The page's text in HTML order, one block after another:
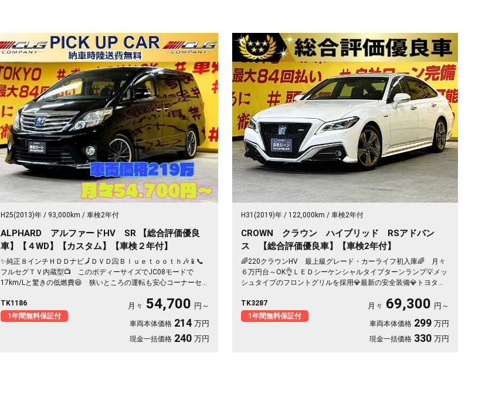
H25(2013)年 93,000km 車検2年付
ALPHARD アルファードHV SR 【総合評価優良
車】【４WD】【カスタム】【車検２年付】
✨純正８インチＨＤＤナビ🗾ＤＶＤ📀Ｂｌｕｅｔｏｏｔｈ🎶📱📞
フルセグＴＶ内蔵型📺 このボディーサイズでJC08モードで
17km/Lと驚きの低燃費😆 狭いところの運転も安心コーナーセン
くつろぎ空間をお楽しみいただける素敵な１台💺 社外サス＆社
外19インチアルミホイール付き🚗
TK1186
1年間無料保証付
月々 54,700 円～
車両本体価格 214 万円
現金一括価格 240 万円
H31(2019)年 122,000km 車検2年付
CROWN クラウン ハイブリッド RSアドバン
ス 【総合評価優良車】【車検2年付】
🌈220クラウンHV 最上級グレード・カーライフ初入庫🌈 月々
６万円台～OK👌ＬＥＤシーケンシャルタイプターンランプ💡メッ
シュタイプのフロントグリルを採用💎最新の安全装備💎トヨタセ
ア🚨カタログ燃費WLTCモード２０．０ｋｍ／Ｌ🍃ETC2.0＆レー
ダークルーズコントロールつきで高速での運転も楽々🚗✨８イン
チ＆７インチのダブルディスプレイメーカーナビ🗾Ｂｌｕｅｔｏ
ｏｔｈ📞📲フルセグＴＶ内蔵型📺走行中映像視聴可能👀
TK3287
1年間無料保証付
月々 69,300 円～
車両本体価格 299 万円
現金一括価格 330 万円